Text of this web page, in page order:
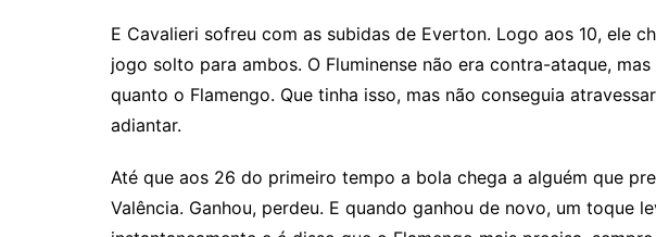
E Cavalieri sofreu com as subidas de Everton. Logo aos 10, ele
jogo solto para ambos. O Fluminense não era contra-ataque,
quanto o Flamengo. Que tinha isso, mas não conseguia
adiantar.
Até que aos 26 do primeiro tempo a bola chega a alguém que
Valência. Ganhou, perdeu. E quando ganhou de novo, um